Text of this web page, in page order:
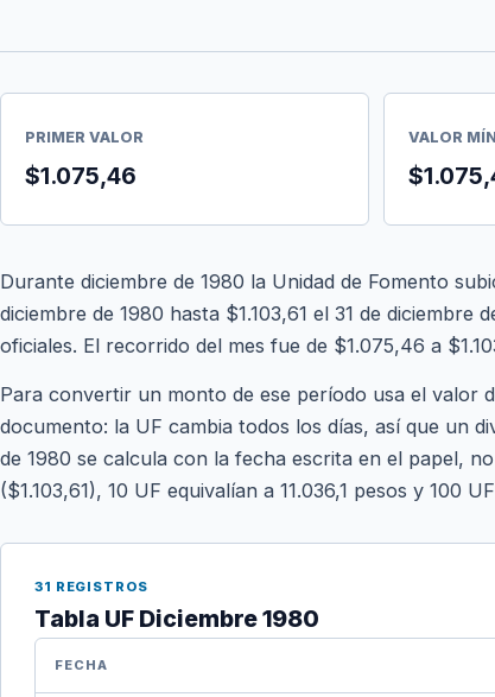
PRIMER VALOR
$1.075,46
VALOR
Durante diciembre de 1980 la Unidad de Fomento
diciembre de 1980 hasta $1.103,61 el 31 de diciembre
oficiales. El recorrido del mes fue de $1.075,46 a
Para convertir un monto de ese período usa el valor
documento: la UF cambia todos los días, así que un
de 1980 se calcula con la fecha escrita en el papel,
($1.103,61), 10 UF equivalían a 11.036,1 pesos y 100
31 REGISTROS
Tabla UF Diciembre 1980
FECHA